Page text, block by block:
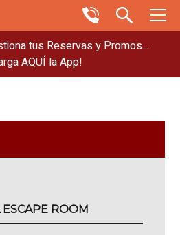
tus Reservas y Promos...
AQUÍ la App!
ROOM